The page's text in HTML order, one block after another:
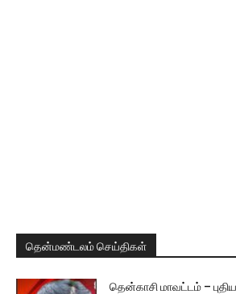
தென்மண்டலம் செய்திகள்
தென்காசி மாவட்டம் –